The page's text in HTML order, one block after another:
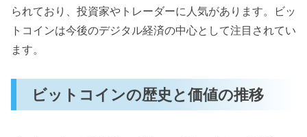
られており、投資家やトレーダーに人気があります。ビッ
トコインは今後のデジタル経済の中心として注目されてい
ます。
ビットコインの歴史と価値の推移